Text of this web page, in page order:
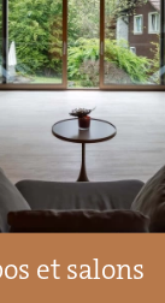
et salons